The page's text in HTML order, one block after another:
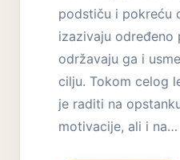
podstiču i pokreću
izazivaju određeno
održavaju ga i
cilju. Tokom celog
je raditi na
motivacije, ali i na…